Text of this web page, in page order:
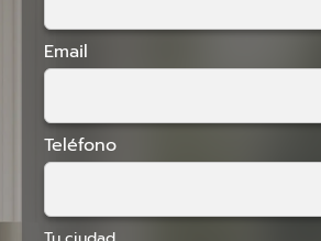
Email
Teléfono